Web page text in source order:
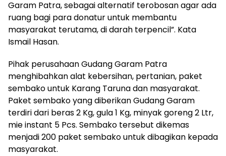
Garam Patra, sebagai alternatif terobosan agar ada
ruang bagi para donatur untuk membantu
masyarakat terutama, di darah terpencil”. Kata
Ismail Hasan.
Pihak perusahaan Gudang Garam Patra
menghibahkan alat kebersihan, pertanian, paket
sembako untuk Karang Taruna dan masyarakat.
Paket sembako yang diberikan Gudang Garam
terdiri dari beras 2 Kg, gula 1 Kg, minyak goreng 2 Ltr,
mie instant 5 Pcs. Sembako tersebut dikemas
menjadi 200 paket sembako untuk dibagikan kepada
masyarakat.